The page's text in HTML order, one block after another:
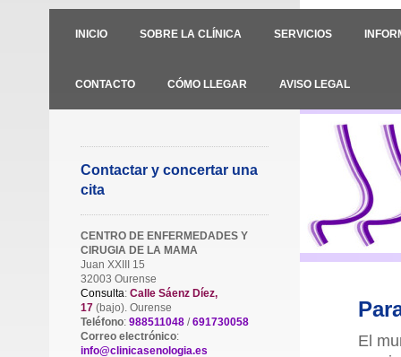
INICIO SOBRE LA CLÍNICA SERVICIOS
CONTACTO CÓMO LLEGAR AVISO LEGAL
Contactar y concertar una
cita
CENTRO DE ENFERMEDADES Y
CIRUGIA DE LA MAMA
Juan XXIII 15
32003 Ourense
Consulta: Calle Sáenz Díez,
17 (bajo). Ourense
Teléfono: 988511048 / 691730058
Correo electrónico:
info@clinicasenologia.es
El